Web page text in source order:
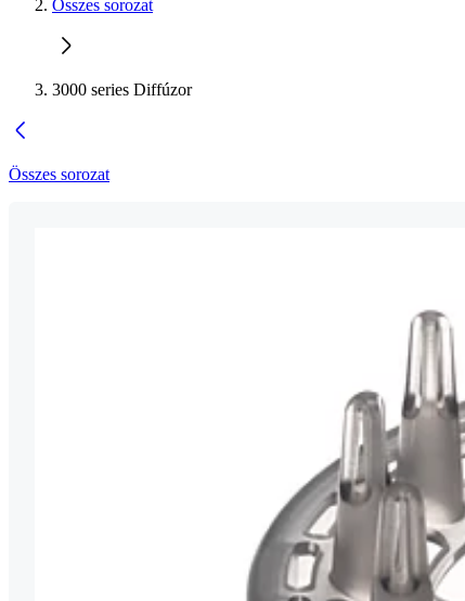
Összes sorozat
3000 series Diffúzor
Összes sorozat